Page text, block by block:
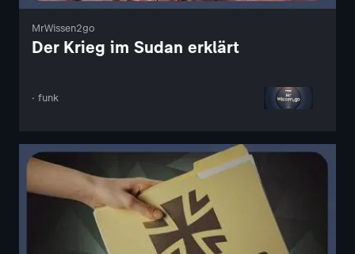
MrWissen2go
Der Krieg im Sudan erklärt
· funk